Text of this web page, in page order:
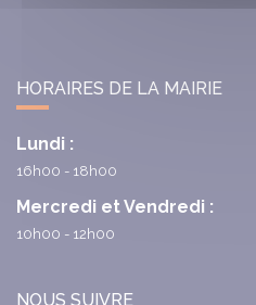
HORAIRES DE LA MAIRIE
Lundi :
16h00 - 18h00
Mercredi et Vendredi :
10h00 - 12h00
NOUS SUIVRE